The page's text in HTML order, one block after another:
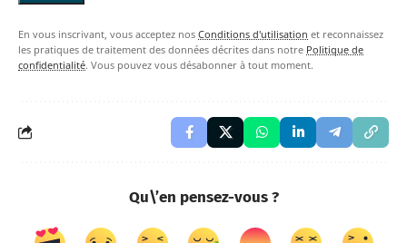
En vous inscrivant, vous acceptez nos Conditions d'utilisation et reconnaissez
les pratiques de traitement des données décrites dans notre Politique de
confidentialité. Vous pouvez vous désabonner à tout moment.
Qu\’en pensez-vous ?